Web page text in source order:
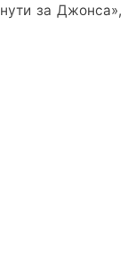
за Джонса»,